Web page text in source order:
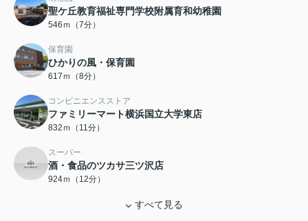
聖ケ丘教育福祉専門学校附属育和幼稚園
546ｍ（7分）
保育園
ひかりの風・保育園
617ｍ（8分）
コンビニエンスストア
ファミリーマート横浜国立大学東店
832ｍ（11分）
スーパー
酒・食品のツカサ三ツ沢店
924ｍ（12分）
すべて見る